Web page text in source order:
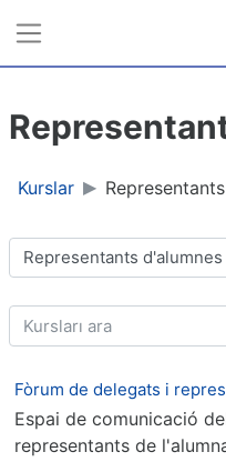
Kurslar
Kurs Kategorileri
Kursları ara
Fòrum de delegats i
Espai de comunicació
representants de